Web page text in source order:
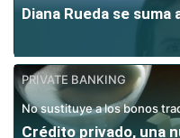
Diana Rueda se
PRIVATE BANKING
No sustituye a los bonos
Crédito privado, una